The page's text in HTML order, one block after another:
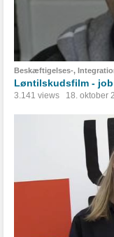
Beskæftigelses-,
Løntilskudsfilm - job
3.141 views 18. oktober